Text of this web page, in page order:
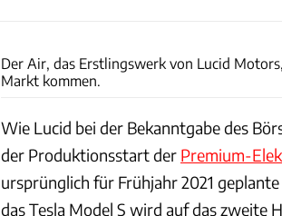
Der Air, das Erstlingswerk von Lucid
Markt kommen.
Wie Lucid bei der Bekanntgabe des
der Produktionsstart der Premium-
ursprünglich für Frühjahr 2021
das Tesla Model S wird auf das zweite